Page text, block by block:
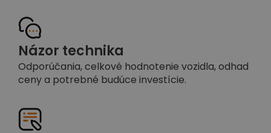
Názor technika
Odporúčania, celkové hodnotenie vozidla, odhad
ceny a potrebné budúce investície.